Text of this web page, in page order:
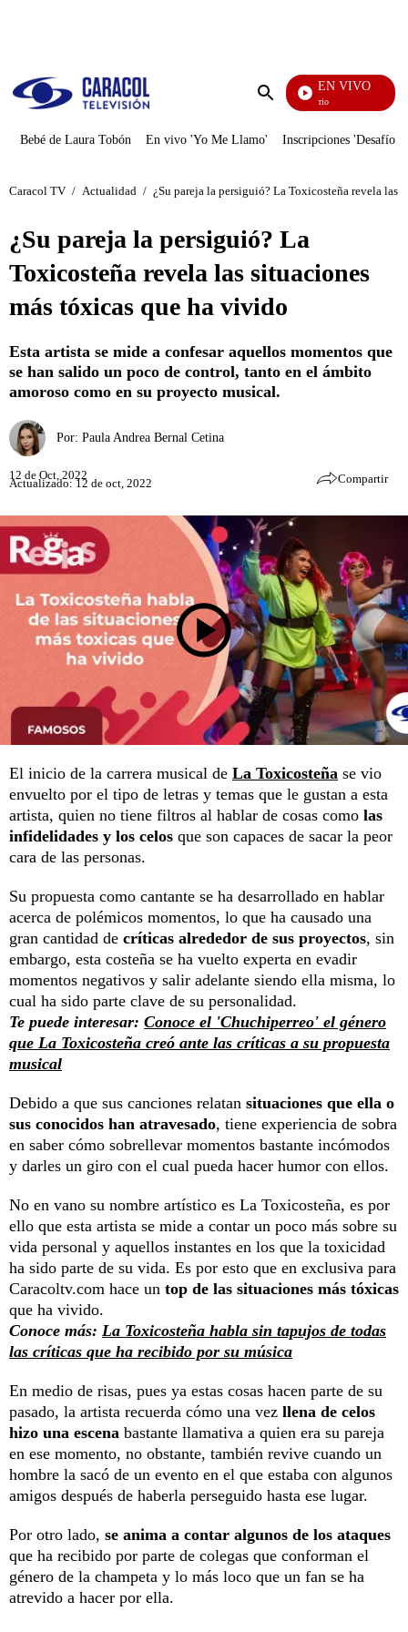
Enviar
EN VIVO
María La Del Barrio
Bebé de Laura Tobón En vivo 'Yo Me Llamo' Inscripciones 'Desafío'
Caracol TV / Actualidad / ¿Su pareja la persiguió? La Toxicosteña revela las
¿Su pareja la persiguió? La
Toxicosteña revela las situaciones
más tóxicas que ha vivido
Esta artista se mide a confesar aquellos momentos que
se han salido un poco de control, tanto en el ámbito
amoroso como en su proyecto musical.
Por: Paula Andrea Bernal Cetina
12 de Oct, 2022
Actualizado: 12 de oct, 2022 Compartir
El inicio de la carrera musical de La Toxicosteña se vio
envuelto por el tipo de letras y temas que le gustan a esta
artista, quien no tiene filtros al hablar de cosas como las
infidelidades y los celos que son capaces de sacar la peor
cara de las personas.
Su propuesta como cantante se ha desarrollado en hablar
acerca de polémicos momentos, lo que ha causado una
gran cantidad de críticas alrededor de sus proyectos, sin
embargo, esta costeña se ha vuelto experta en evadir
momentos negativos y salir adelante siendo ella misma, lo
cual ha sido parte clave de su personalidad.
Te puede interesar: Conoce el 'Chuchiperreo' el género
que La Toxicosteña creó ante las críticas a su propuesta
musical
Debido a que sus canciones relatan situaciones que ella o
sus conocidos han atravesado, tiene experiencia de sobra
en saber cómo sobrellevar momentos bastante incómodos
y darles un giro con el cual pueda hacer humor con ellos.
No en vano su nombre artístico es La Toxicosteña, es por
ello que esta artista se mide a contar un poco más sobre su
vida personal y aquellos instantes en los que la toxicidad
ha sido parte de su vida. Es por esto que en exclusiva para
Caracoltv.com hace un top de las situaciones más tóxicas
que ha vivido.
Conoce más: La Toxicosteña habla sin tapujos de todas
las críticas que ha recibido por su música
En medio de risas, pues ya estas cosas hacen parte de su
pasado, la artista recuerda cómo una vez llena de celos
hizo una escena bastante llamativa a quien era su pareja
en ese momento, no obstante, también revive cuando un
hombre la sacó de un evento en el que estaba con algunos
amigos después de haberla perseguido hasta ese lugar.
Por otro lado, se anima a contar algunos de los ataques
que ha recibido por parte de colegas que conforman el
género de la champeta y lo más loco que un fan se ha
atrevido a hacer por ella.